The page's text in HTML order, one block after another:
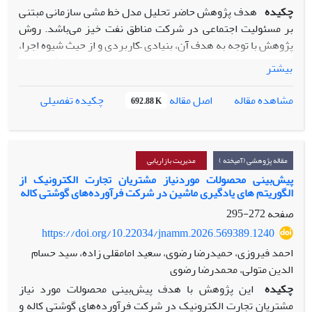
ساختاری جامعه بستگی دارد.
چکیده هدف پژوهش حاضر تحلیل مدل خط مشی سازمانی مبتنی
بر مسئولیت اجتماعی در شرکت مناطق نفت خیز می‌باشد. روش
پژوهش با توجه به هدف آن، بنیادی –کاربردی و از حیث شیوه اجرا،
آمیخته (کیفی-کمی) از نوع اکتشافی می‌باشد. جامعه آماری در
اجتماعی و مسئولیت اجتماعی اعضا هیات علمی، مدیران شرکت
نفر از مدیران و کارشناسان شرکت مس ایران صاحب‌نظر در حوزه
انتخاب شدند. ابزار گرداوری یافته‌ها در بخش کیفی مصاحبه نیمه
ساختاریافته و در بخش کمی پرسشنامه محقق ساخته می‌باشد.
برای تجزیه و تحلیل داده‌ها در بخش کیفی بر اساس روش داده
نرم‌افزارهای SPSS و PLS استفاده شد. نتایج بخش کیفی نشان
کد انتخابی می‌باشد که تشکیل‌دهنده مدل خط‌مشی‌های اجتماعی
مبتنی بر مسئولیت اجتماعی در شرکت ملی مس ایران هستند.
نتایج بخش کمی نشان‌ می‌دهد شرایط علی مدل اجرای
بیشتر
مشاهده مقاله
اصل مقاله 692.88 K چکیده تفصیلی
مقاله پژوهشی (آمیخته ) مدیریت بازاریابی
پیش‌بینی محصولات موردنیاز مشتریان تجارت الکترونیک از
الگوریتم های‌ یادگیری‌ ماشین‌ در شرکت‌ فرآورده‌های‌ گوشتی‌ کاله
صفحه272-295
https://doi.org/10.22034/jnamm.2026.569389.1240
احمد فیروزی، حمیدرضا رضوی، سعید امامقلی زاده، سید حسام
الدین متولی، محمدرضا رضوی
چکیده این پژوهش با هدف پیش‌بینی محصولات مورد نیاز
مشتریان تجارت الکترونیک در شرکت فرآورده‌های گوشتی کاله و